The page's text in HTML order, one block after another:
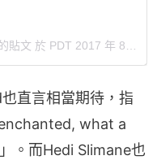
貼文 於 PDT 2017 年 8月 月 21 日 3:17 上午
直言相當期待，指
what a
。而Hedi Slimane也